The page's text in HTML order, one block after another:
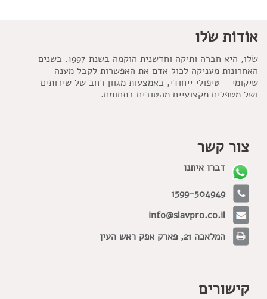
אוֹדוֹת שׂלו
שׂלו, היא חברה ותיקה וחדשנית הוקמה בשנת 1997. בשנים
האחרונות מעניקה לכול אדם את האפשרות לקבל מענה
שיקומי – טיפולי ייחודי, באמצעות מגוון רחב של שירותים
ושל מטפלים מקצועיים מהטובים בתחומם.
צור קשר
דברו איתנו
1599-504949
info@slavpro.co.il
המלאכה 21, פארק אפק ראש העין
קישורים